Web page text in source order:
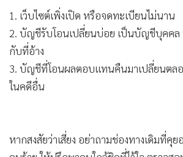
• ท่องเที่ยว
• กีฬา
• ต่างประเทศ
• Special Scoop
• เศรษฐกิจ-ธุรกิจ
• อาชญากรรม
1. เว็บไซต์เพิ่งเปิด หรือจดทะเบียนไม่นาน
2. บัญชีรับโอนเปลี่ยนบ่อย เป็นบัญชีบุคคล
กับที่อ้าง
3. บัญชีที่โอนผลตอบแทนคืนมาเปลี่ยนตลอ
ในคดีอื่น